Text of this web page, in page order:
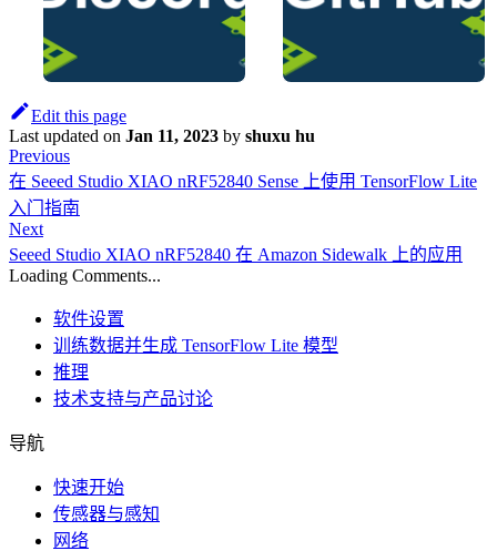
Edit this page
Last updated on Jan 11, 2023 by shuxu hu
Previous
在 Seeed Studio XIAO nRF52840 Sense 上使用 TensorFlow Lite
入门指南
Next
Seeed Studio XIAO nRF52840 在 Amazon Sidewalk 上的应用
Loading Comments...
软件设置
训练数据并生成 TensorFlow Lite 模型
推理
技术支持与产品讨论
导航
快速开始
传感器与感知
网络